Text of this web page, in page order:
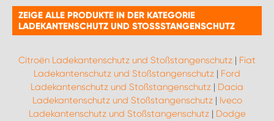
ZEIGE ALLE PRODUKTE IN DER KATEGORIE
LADEKANTENSCHUTZ UND STOSSSTANGENSCHUTZ
Citroën Ladekantenschutz und Stoßstangenschutz | Fiat
Ladekantenschutz und Stoßstangenschutz | Ford
Ladekantenschutz und Stoßstangenschutz | Dacia
Ladekantenschutz und Stoßstangenschutz| Iveco
Ladekantenschutz und Stoßstangenschutz| Dodge